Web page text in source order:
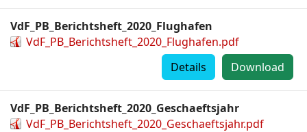
VdF_PB_Berichtsheft_2020_Flughafen
VdF_PB_Berichtsheft_2020_Flughafen.pdf
Download
Details
VdF_PB_Berichtsheft_2020_Geschaeftsjahr
VdF_PB_Berichtsheft_2020_Geschaeftsjahr.pdf